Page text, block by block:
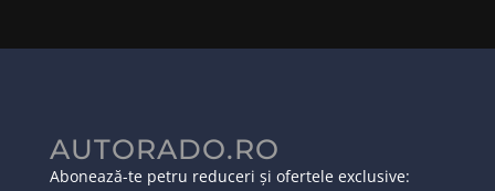
AUTORADO.RO
Abonează-te petru reduceri și ofertele exclusive: